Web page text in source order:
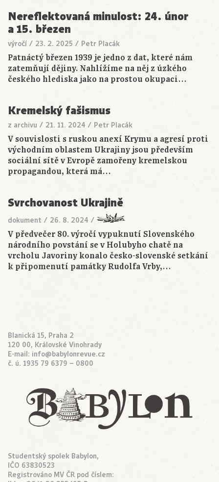
Nereflektovaná minulost: 24. únor
a 15. březen
výročí / 23. 2. 2025 / Petr Placák
Patnáctý březen 1939 je jedno z dat, které nám
zatemňují dějiny. Nahlížíme na něj z úzkého
českého hlediska jako na prostou okupaci…
Kremelský fašismus
z archivu / 21. 11. 2024 / Petr Placák
V souvislosti s ruskou anexí Krymu a agresí proti
východním oblastem Ukrajiny jsou především
sociální sítě v Evropě zamořeny kremelskou
propagandou, která má…
Svrchovanost Ukrajině
dokument / 26. 8. 2024 /
V předvečer 80. výročí vypuknutí Slovenského
národního povstání se v Holubyho chatě na
vrcholu Javoriny konalo česko-slovenské setkání
k připomenutí památky Rudolfa Vrby,…
Blanická 15, Praha 2
120 00, Královské Vinohrady
E-mail: info@babylonrevue.cz
č. ú. 1935 79 6379 – 0800
Studentský spolek Babylon,
IČO 63830523
Registrováno MV ČR pod číslem: